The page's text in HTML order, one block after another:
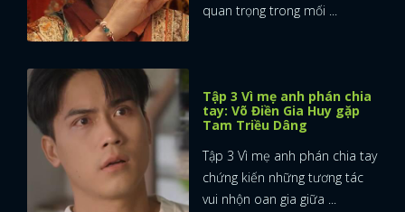
quan trọng trong mối ...
Tập 3 Vì mẹ anh phán chia
tay: Võ Điền Gia Huy gặp
Tam Triều Dâng
Tập 3 Vì mẹ anh phán chia tay
chứng kiến những tương tác
vui nhộn oan gia giữa ...